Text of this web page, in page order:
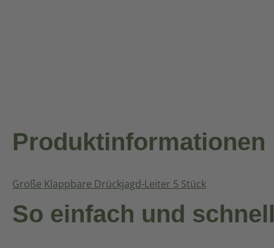
Produktinformationen
Große Klappbare Drückjagd-Leiter 5 Stück
So einfach und schnell